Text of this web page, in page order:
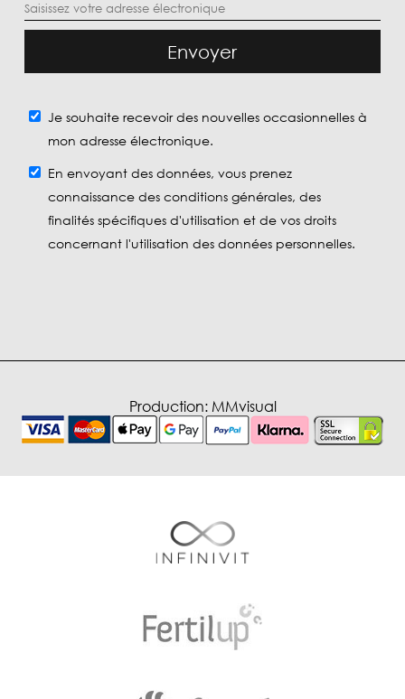
Envoyer
Je souhaite recevoir des nouvelles occasionnelles à
mon adresse électronique.
En envoyant des données, vous prenez
connaissance des conditions générales, des
finalités spécifiques d'utilisation et de vos droits
concernant l'utilisation des données personnelles.
Production: MMvisual